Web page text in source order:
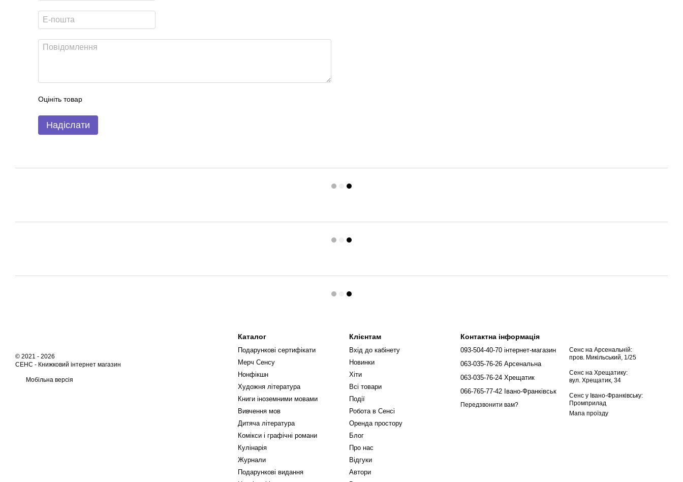
Оцініть товар
Надіслати
© 2021 - 2026
СЕНС - Книжковий інтернет магазин
Мобільна версія
Каталог
Подарункові сертифікати
Мерч Сенсу
Нонфікшн
Художня література
Книги іноземними мовами
Вивчення мов
Дитяча література
Комікси і графічні романи
Кулінарія
Журнали
Подарункові видання
Клієнтам
Вхід до кабінету
Новинки
Хіти
Всі товари
Події
Робота в Сенсі
Оренда простору
Блог
Про нас
Відгуки
Автори
Контактна інформація
093-504-40-70 інтернет-магазин
063-035-76-26 Арсенальна
063-035-76-24 Хрещатик
066-765-77-42 Івано-Франківськ
Передзвонити вам?
Сенс на Арсенальній:
пров. Микільський, 1/25
Сенс на Хрещатику:
вул. Хрещатик, 34
Сенс у Івано-Франківську:
Промприлад
Мапа проїзду